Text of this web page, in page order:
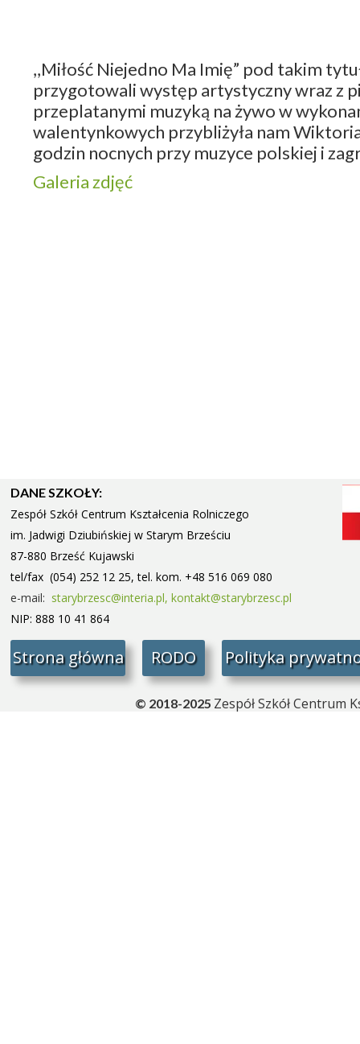
,,Miłość Niejedno Ma Imię” pod takim
przygotowali występ artystyczny wraz z
przeplatanymi muzyką na żywo w
walentynkowych przybliżyła nam
godzin nocnych przy muzyce polskiej i
Galeria zdjęć
Strona główna Polityka
RODO
DANE SZKOŁY:
Zespół Szkół Centrum Kształcenia Rolniczego
im. Jadwigi Dziubińskiej w Starym Brześciu
87-880 Brześć Kujawski
tel/fax (054) 252 12 25, tel. kom. +48 516 069 080
e-mail: starybrzesc@interia.pl, kontakt@starybrzesc.pl
NIP: 888 10 41 864
© 2018-2025 Zespół Szkół Centrum